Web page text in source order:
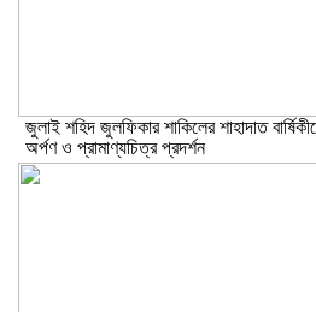
​জুলাই শহিদ জুলফিকার শাকিলের শাহাদাত
অর্পণ ও প্রামাণ্যচিত্র প্রদর্শন